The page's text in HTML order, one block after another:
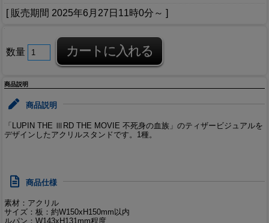
[ 販売期間 2025年6月27日11時0分 ～ ]
数量
商品説明
商品説明
「LUPIN THE ⅢRD THE MOVIE 不死身の血族」のティザービジュアルを
デザインしたアクリルスタンドです。1種。
商品仕様
素材：アクリル
サイズ：板：約W150xH150mm以内
ルパン：W143xH131mm程度